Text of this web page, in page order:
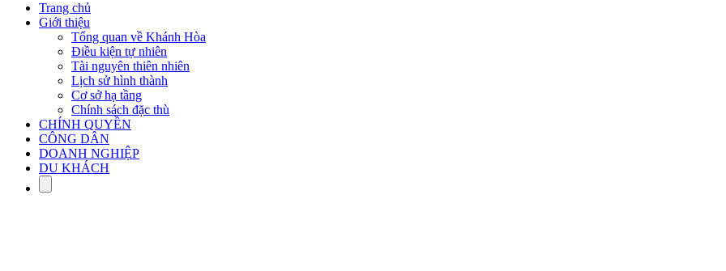
Trang chủ
Giới thiệu
Tổng quan về Khánh Hòa
Điều kiện tự nhiên
Tài nguyên thiên nhiên
Lịch sử hình thành
Cơ sở hạ tầng
Chính sách đặc thù
CHÍNH QUYỀN
CÔNG DÂN
DOANH NGHIỆP
DU KHÁCH